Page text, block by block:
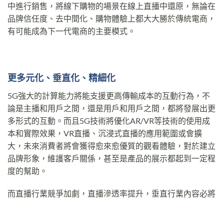
中進行銷售，將線下購物的場景在線上直播中還原，無論在
品牌信任度、去中間化、購物體驗上都大大勝於傳統電商，
有可能成為下一代電商的主要模式。
更多元化、垂直化、精細化
5G強大的計算能力將能支援更高傳輸成本的互動行為，不
論是主播和用戶之間，還是用戶和用戶之間，都將發展出更
多形式的互動。而且5G技術將優化AR/VR等技術的使用成
本和實際效果，VR直播、沉浸式直播的應用範圍或會擴
大，未來消費者將會獲得愈來愈優質的觀看體驗，對於建立
品牌形象，維護客戶關係，甚至是產品的展示都起到一定程
度的幫助。
而直播行業競爭加劇，直播滲透率提升，垂直行業內容必將